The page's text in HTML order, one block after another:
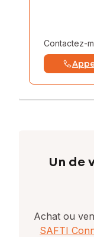
Contactez-
Un de
Achat ou
SAFTI